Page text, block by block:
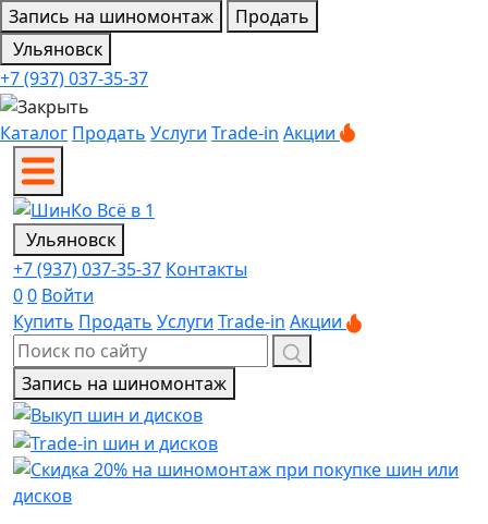
Запись на шиномонтаж
Продать
Ульяновск
+7 (937) 037-35-37
Каталог Продать Услуги Trade-in Акции
Ульяновск
+7 (937) 037-35-37 Контакты
00 Войти
Купить Продать Услуги Trade-in Акции
Запись на шиномонтаж